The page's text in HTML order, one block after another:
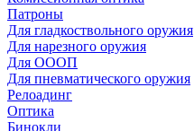
Патроны
Для гладкоствольного оружия
Для нарезного оружия
Для ОООП
Для пневматического оружия
Релоадинг
Оптика
Бинокли